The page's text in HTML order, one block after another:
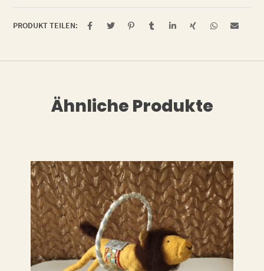
PRODUKT TEILEN:
Ähnliche Produkte